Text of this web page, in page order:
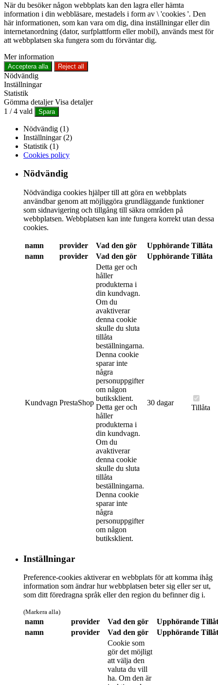
När du besöker någon webbplats kan den lagra eller hämta
information i din webbläsare, mestadels i form av \ 'cookies '. Den
här informationen, som kan vara om dig, dina inställningar eller din
internetanordning (dator, surfplattform eller mobil), används mest för
att webbplatsen ska fungera som du förväntar dig.
Mer information
Acceptera alla Reject all
Nödvändig
Inställningar
Statistik
Gömma detaljer Visa detaljer
1 /4 vald Spara
Nödvändig (1)
Inställningar (2)
Statistik (1)
Cookies policy
Nödvändig
Nödvändiga cookies hjälper till att göra en webbplats
användbar genom att möjliggöra grundläggande funktioner
som sidnavigering och tillgång till säkra områden på
webbplatsen. Webbplatsen kan inte fungera korrekt utan dessa
cookies.
namn provider Vad den gör Upphörande Tillåta
namn
provider Vad den gör Upphörande Tillåta
Kundvagn PrestaShop
Detta ger och
håller
produkterna i
din kundvagn.
Om du
avaktiverar
denna cookie
skulle du sluta
tillåta
beställningarna.
Denna cookie
sparar inte
några
personuppgifter
om någon
butiksklient.
Detta ger och
håller
produkterna i
din kundvagn.
Om du
avaktiverar
denna cookie
skulle du sluta
tillåta
beställningarna.
Denna cookie
sparar inte
några
personuppgifter
om någon
butiksklient.
30 dagar
Tillåta
Inställningar
Preference-cookies aktiverar en webbplats för att komma ihåg
information som ändrar hur webbplatsen beter sig eller ser ut,
som ditt föredragna språk eller den region du befinner dig i.
(Markera alla)
namn provider Vad den gör Upphörande
namn
provider Vad den gör Upphörande
Cookie som
gör det möjligt
att välja den
valuta du vill
ha. Om den är